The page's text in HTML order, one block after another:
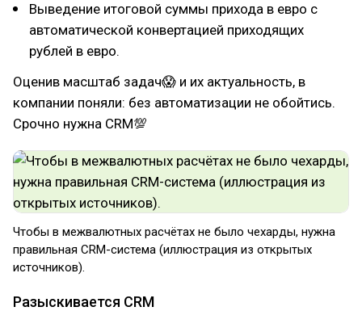
Выведение итоговой суммы прихода в евро с
автоматической конвертацией приходящих
рублей в евро.
Оценив масштаб задач😱 и их актуальность, в
компании поняли: без автоматизации не обойтись.
Срочно нужна CRM💯
Чтобы в межвалютных расчётах не было чехарды, нужна
правильная CRM-система (иллюстрация из открытых
источников).
Разыскивается CRM